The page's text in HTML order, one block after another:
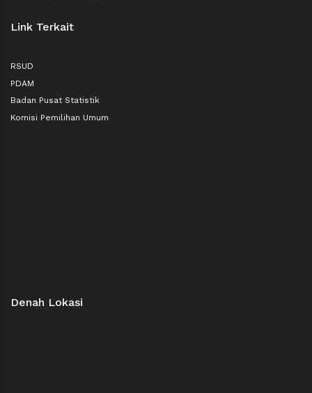
Link Terkait
RSUD
PDAM
Badan Pusat Statistik
Komisi Pemilihan Umum
Denah Lokasi